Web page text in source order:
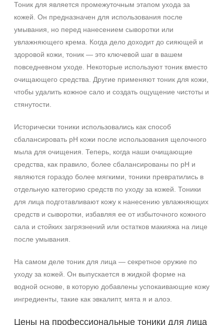
Тоник для является промежуточным этапом ухода за
кожей. Он предназначен для использования после
умывания, но перед нанесением сыворотки или
увлажняющего крема. Когда дело доходит до сияющей и
здоровой кожи, тоник — это ключевой шаг в вашем
повседневном уходе. Некоторые используют тоник вместо
очищающего средства. Другие применяют тоник для кожи,
чтобы удалить кожное сало и создать ощущение чистоты и
стянутости.
Исторически тоники использовались как способ
сбалансировать рН кожи после использования щелочного
мыла для очищения. Теперь, когда наши очищающие
средства, как правило, более сбалансированы по pH и
являются гораздо более мягкими, тоники превратились в
отдельную категорию средств по уходу за кожей. Тоники
для лица подготавливают кожу к нанесению увлажняющих
средств и сыворотки, избавляя ее от избыточного кожного
сала и стойких загрязнений или остатков макияжа на лице
после умывания.
На самом деле тоник для лица — секретное оружие по
уходу за кожей. Он выпускается в жидкой форме на
водной основе, в которую добавлены успокаивающие кожу
ингредиенты, такие как эвкалипт, мята я и алоэ.
Цены на профессиональные тоники для лица